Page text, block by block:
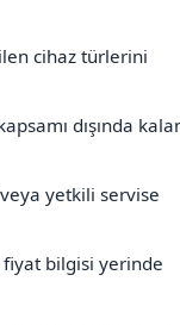
cihaz türlerini
dışında
yetkili servise
fiyat bilgisi yerinde